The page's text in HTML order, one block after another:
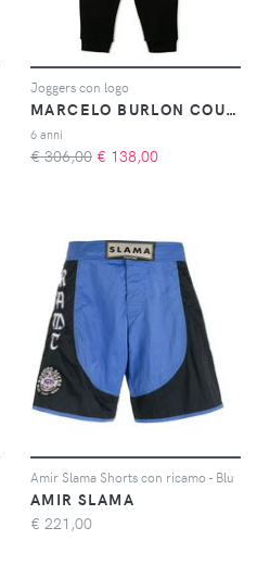
Joggers con logo
MARCELO BURLON COUNTY OF MILAN
6 anni
€ 306,00 € 138,00
Amir Slama Shorts con ricamo - Blu
AMIR SLAMA
€ 221,00